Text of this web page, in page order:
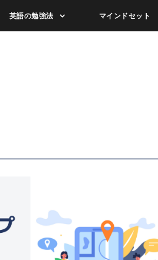
英語の勉強法 マインドセット